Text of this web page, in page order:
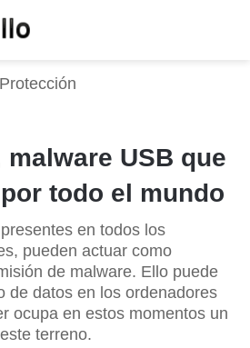
Protección
USB que
todo el mundo
en todos los
pueden actuar como
de malware. Ello puede
de datos en los ordenadores
ocupa en estos momentos un
terreno.